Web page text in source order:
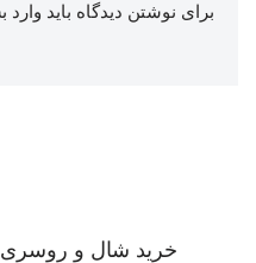
برای نوشتن دیدگاه باید وارد
خرید شال و روسری